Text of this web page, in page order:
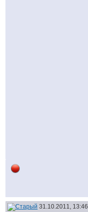
31.10.2011, 13:46